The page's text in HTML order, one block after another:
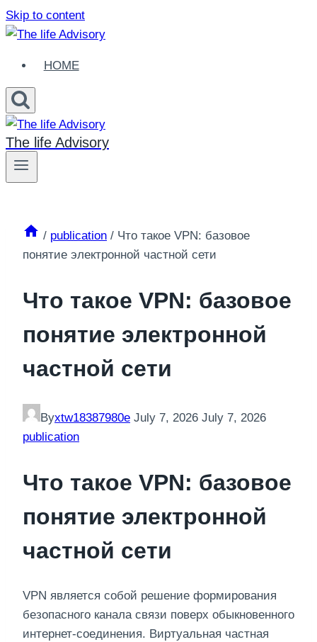
Skip to content
HOME
The life Advisory
/ publication / Что такое VPN: базовое
понятие электронной частной сети
Что такое VPN: базовое
понятие электронной
частной сети
Byxtw18387980e July 7, 2026 July 7, 2026
publication
Что такое VPN: базовое
понятие электронной
частной сети
VPN является собой решение формирования
безопасного канала связи поверх обыкновенного
интернет-соединения. Виртуальная частная